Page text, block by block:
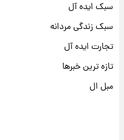
سبک ایده آل
سبک زندگی مردانه
تجارت ایده آل
تازه ترین خبرها
مبل ال